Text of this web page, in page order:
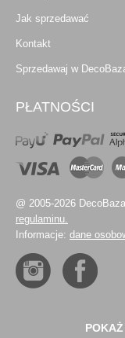
Jak sprzedawać
Kontakt
Sprzedawaj w
PŁATNOŚCI
@ 2005-2026
regulaminu.
Informacje: dane